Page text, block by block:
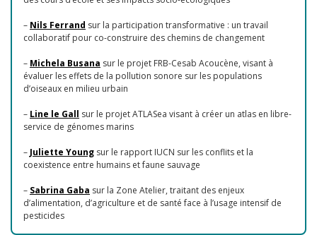
– Nils Ferrand sur la participation transformative : un travail
collaboratif pour co-construire des chemins de changement
– Michela Busana sur le projet FRB-Cesab Acoucène, visant à
évaluer les effets de la pollution sonore sur les populations
d’oiseaux en milieu urbain
– Line le Gall sur le projet ATLASea visant à créer un atlas en libre-
service de génomes marins
– Juliette Young sur le rapport IUCN sur les conflits et la
coexistence entre humains et faune sauvage
– Sabrina Gaba sur la Zone Atelier, traitant des enjeux
d’alimentation, d’agriculture et de santé face à l’usage intensif de
pesticides